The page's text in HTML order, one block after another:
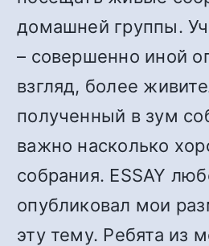
домашней группы.
– совершенно иной
взгляд, более
полученный в зум
важно насколько
собрания. ESSAY
опубликовал мои
эту тему. Ребята из